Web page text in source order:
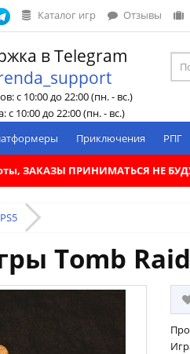
Каталог игр Отзывы
в Telegram
с 10:00 до 22:00 (пн. - вс.)
с 10:00 до 22:00 (пн. - вс.)
Приключения РПГ
ЗАКАЗЫ ПРИНИМАТЬСЯ НЕ
Tomb